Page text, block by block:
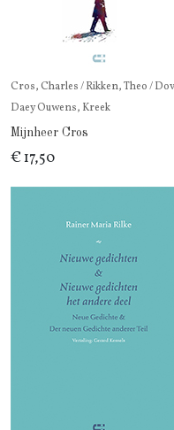
Cros, Charles / Rikken, Theo /
Daey Ouwens, Kreek
Mijnheer Cros
€ 17,50